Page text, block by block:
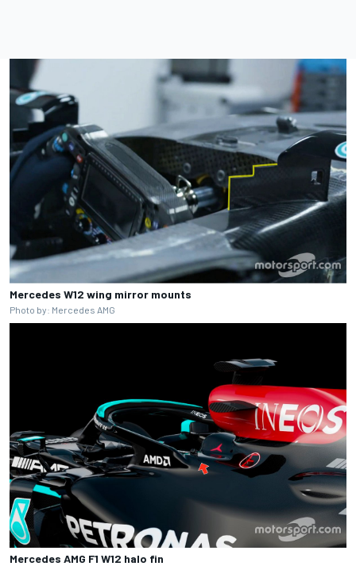
Mercedes W12 wing mirror mounts
Photo by: Mercedes AMG
Mercedes AMG F1 W12 halo fin